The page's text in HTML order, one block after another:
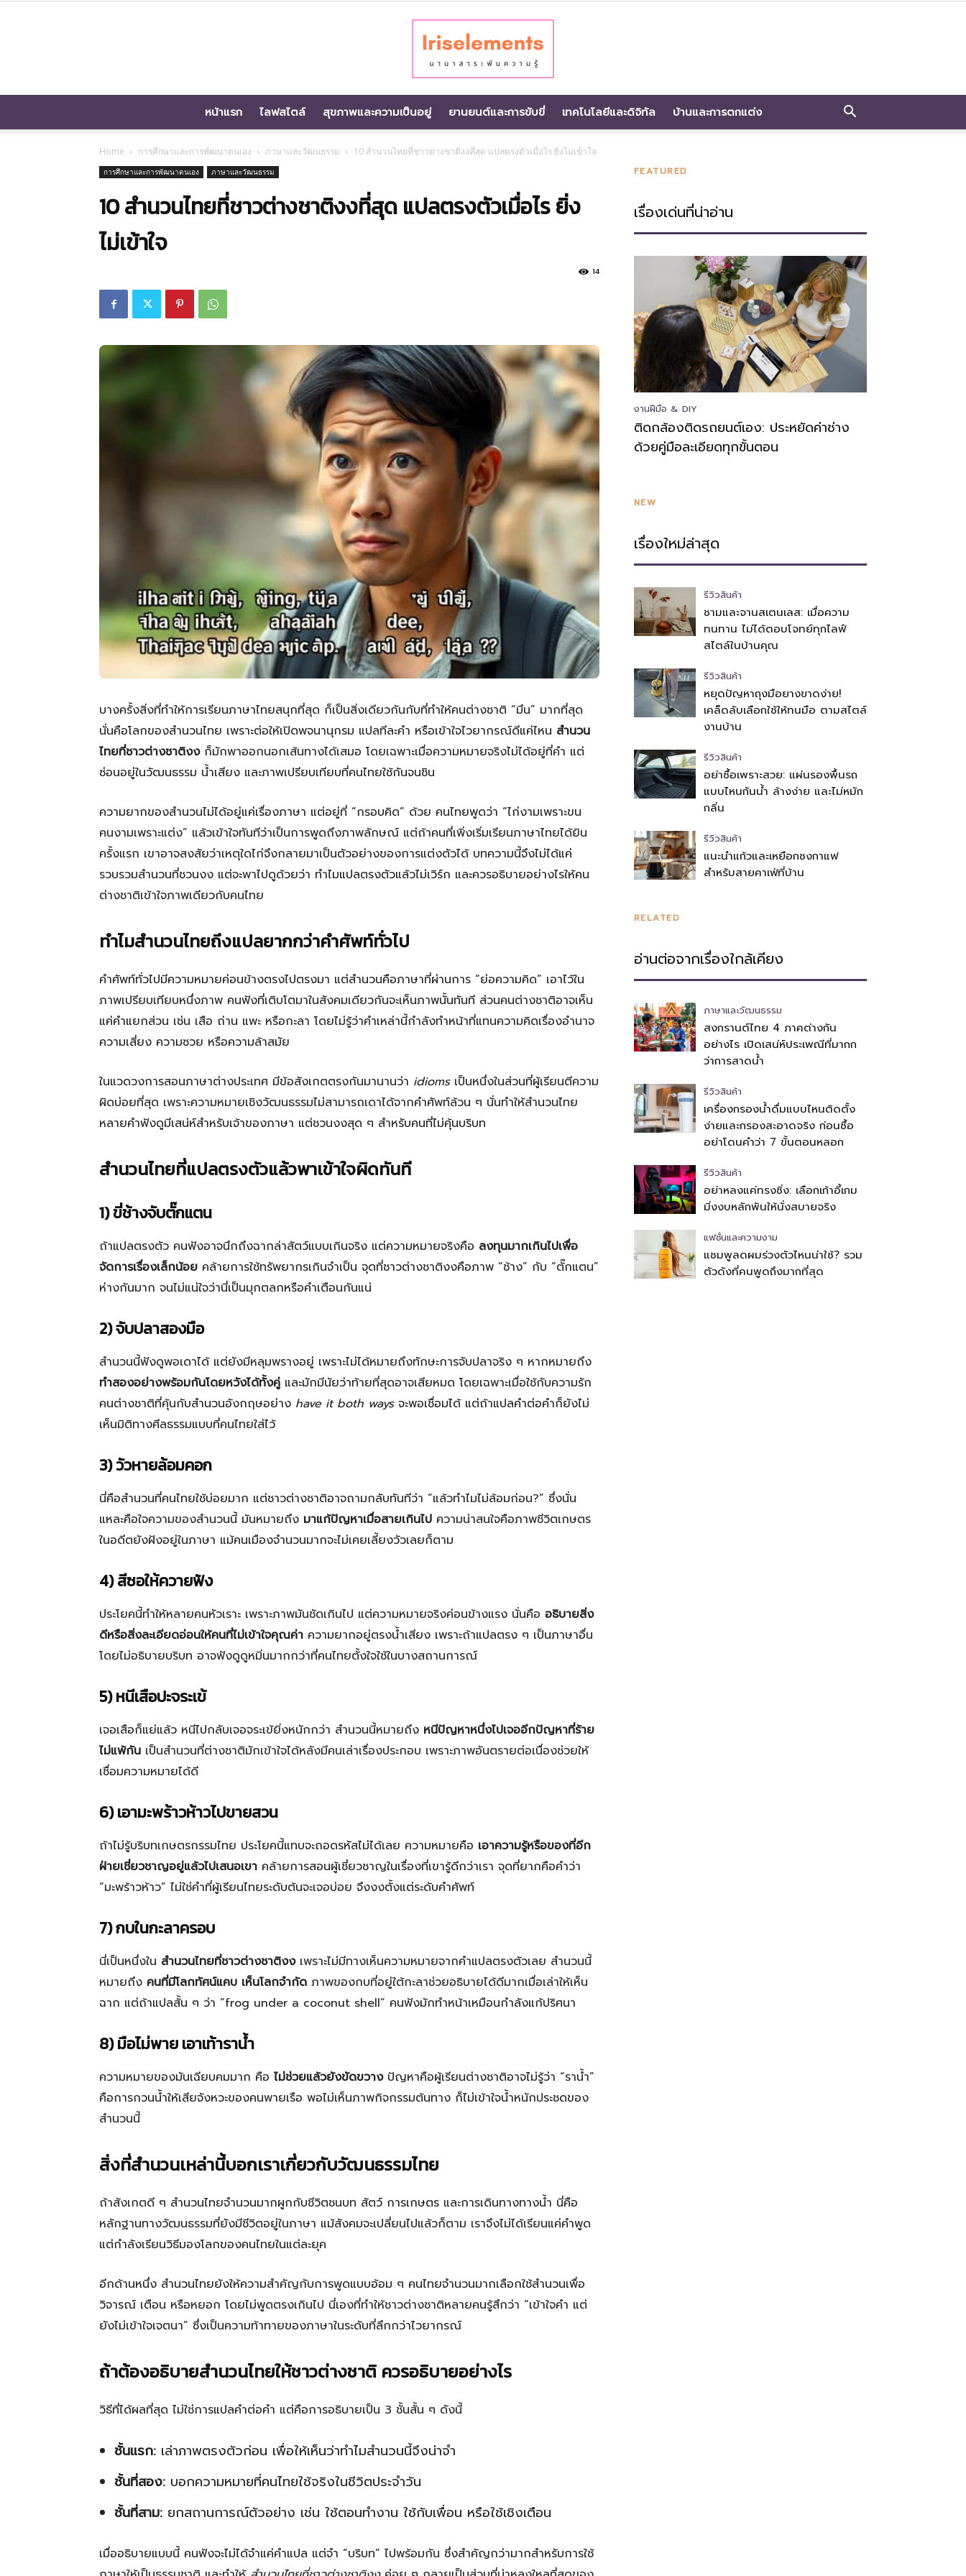
นานา
สาระ
ความ
รู้
แหล่ง
รู้
[iRiselements.com]
หน้าแรก ไลฟสไตล์ สุขภาพและความเป็นอยู่ ยานยนต์และการขับขี่ เทคโนโลยีและดิจิทัล บ้านและการตกแต่ง
Home การศึกษาและการพัฒนาตนเอง ภาษาและวัฒนธรรม 10 สำนวนไทยที่ชาวต่างชาติงงที่สุด แปลตรงตัวเมื่อไร ยิ่งไม่เข้าใจ
การศึกษาและการพัฒนาตนเอง ภาษาและวัฒนธรรม
10 สำนวนไทยที่ชาวต่างชาติงงที่สุด แปลตรงตัวเมื่อไร ยิ่ง
ไม่เข้าใจ
14
บางครั้งสิ่งที่ทำให้การเรียนภาษาไทยสนุกที่สุด ก็เป็นสิ่งเดียวกันกับที่ทำให้คนต่างชาติ “มึน” มากที่สุด
นั่นคือโลกของสำนวนไทย เพราะต่อให้เปิดพจนานุกรม แปลทีละคำ หรือเข้าใจไวยากรณ์ดีแค่ไหน สำนวน
ไทยที่ชาวต่างชาติงงก็มักพาออกนอกเส้นทางได้เสมอ โดยเฉพาะเมื่อความหมายจริงไม่ได้อยู่ที่คำ แต่
ซ่อนอยู่ในวัฒนธรรม น้ำเสียง และภาพเปรียบเทียบที่คนไทยใช้กันจนชิน
ความยากของสำนวนไม่ได้อยู่แค่เรื่องภาษา แต่อยู่ที่ “กรอบคิด” ด้วย คนไทยพูดว่า “ไก่งามเพราะขน
คนงามเพราะแต่ง” แล้วเข้าใจทันทีว่าเป็นการพูดถึงภาพลักษณ์ แต่ถ้าคนที่เพิ่งเริ่มเรียนภาษาไทยได้ยิน
ครั้งแรก เขาอาจสงสัยว่าเหตุใดไก่จึงกลายมาเป็นตัวอย่างของการแต่งตัวได้ บทความนี้จึงไม่ได้แค่
รวบรวมสำนวนที่ชวนงง แต่จะพาไปดูด้วยว่า ทำไมแปลตรงตัวแล้วไม่เวิร์ก และควรอธิบายอย่างไรให้คน
ต่างชาติเข้าใจภาพเดียวกับคนไทย
ทำไมสำนวนไทยถึงแปลยากกว่าคำศัพท์ทั่วไป
คำศัพท์ทั่วไปมีความหมายค่อนข้างตรงไปตรงมา แต่สำนวนคือภาษาที่ผ่านการ “ย่อความคิด” เอาไว้ใน
ภาพเปรียบเทียบหนึ่งภาพ คนฟังที่เติบโตมาในสังคมเดียวกันจะเห็นภาพนั้นทันที ส่วนคนต่างชาติอาจเห็น
แค่คำแยกส่วน เช่น เสือ ถ่าน แพะ หรือกะลา โดยไม่รู้ว่าคำเหล่านี้กำลังทำหน้าที่แทนความคิดเรื่องอำนาจ
ความเสี่ยง ความซวย หรือความล้าสมัย
ในแวดวงการสอนภาษาต่างประเทศ มีข้อสังเกตตรงกันมานานว่า idiomsเป็นหนึ่งในส่วนที่ผู้เรียนตีความ
ผิดบ่อยที่สุด เพราะความหมายเชิงวัฒนธรรมไม่สามารถเดาได้จากคำศัพท์ล้วน ๆ นั่นทำให้สำนวนไทย
หลายคำฟังดูมีเสน่ห์สำหรับเจ้าของภาษา แต่ชวนงงสุด ๆ สำหรับคนที่ไม่คุ้นบริบท
สำนวนไทยที่แปลตรงตัวแล้วพาเข้าใจผิดทันที
1) ขี่ช้างจับตั๊กแตน
ถ้าแปลตรงตัว คนฟังอาจนึกถึงฉากล่าสัตว์แบบเกินจริง แต่ความหมายจริงคือ ลงทุนมากเกินไปเพื่อ
จัดการเรื่องเล็กน้อย คล้ายการใช้ทรัพยากรเกินจำเป็น จุดที่ชาวต่างชาติงงคือภาพ “ช้าง” กับ “ตั๊กแตน”
ห่างกันมาก จนไม่แน่ใจว่านี่เป็นมุกตลกหรือคำเตือนกันแน่
2) จับปลาสองมือ
สำนวนนี้ฟังดูพอเดาได้ แต่ยังมีหลุมพรางอยู่ เพราะไม่ได้หมายถึงทักษะการจับปลาจริง ๆ หากหมายถึง
ทำสองอย่างพร้อมกันโดยหวังได้ทั้งคู่ และมักมีนัยว่าท้ายที่สุดอาจเสียหมด โดยเฉพาะเมื่อใช้กับความรัก
คนต่างชาติที่คุ้นกับสำนวนอังกฤษอย่าง have it both waysจะพอเชื่อมได้ แต่ถ้าแปลคำต่อคำก็ยังไม่
เห็นมิติทางศีลธรรมแบบที่คนไทยใส่ไว้
3) วัวหายล้อมคอก
นี่คือสำนวนที่คนไทยใช้บ่อยมาก แต่ชาวต่างชาติอาจถามกลับทันทีว่า “แล้วทำไมไม่ล้อมก่อน?” ซึ่งนั่น
แหละคือใจความของสำนวนนี้ มันหมายถึง มาแก้ปัญหาเมื่อสายเกินไป ความน่าสนใจคือภาพชีวิตเกษตร
ในอดีตยังฝังอยู่ในภาษา แม้คนเมืองจำนวนมากจะไม่เคยเลี้ยงวัวเลยก็ตาม
4) สีซอให้ควายฟัง
ประโยคนี้ทำให้หลายคนหัวเราะ เพราะภาพมันชัดเกินไป แต่ความหมายจริงค่อนข้างแรง นั่นคือ อธิบายสิ่ง
ดีหรือสิ่งละเอียดอ่อนให้คนที่ไม่เข้าใจคุณค่า ความยากอยู่ตรงน้ำเสียง เพราะถ้าแปลตรง ๆ เป็นภาษาอื่น
โดยไม่อธิบายบริบท อาจฟังดูดูหมิ่นมากกว่าที่คนไทยตั้งใจใช้ในบางสถานการณ์
5) หนีเสือปะจระเข้
เจอเสือก็แย่แล้ว หนีไปกลับเจอจระเข้ยิ่งหนักกว่า สำนวนนี้หมายถึง หนีปัญหาหนึ่งไปเจออีกปัญหาที่ร้าย
ไม่แพ้กัน เป็นสำนวนที่ต่างชาติมักเข้าใจได้หลังมีคนเล่าเรื่องประกอบ เพราะภาพอันตรายต่อเนื่องช่วยให้
เชื่อมความหมายได้ดี
6) เอามะพร้าวห้าวไปขายสวน
ถ้าไม่รู้บริบทเกษตรกรรมไทย ประโยคนี้แทบจะถอดรหัสไม่ได้เลย ความหมายคือ เอาความรู้หรือของที่อีก
ฝ่ายเชี่ยวชาญอยู่แล้วไปเสนอเขา คล้ายการสอนผู้เชี่ยวชาญในเรื่องที่เขารู้ดีกว่าเรา จุดที่ยากคือคำว่า
“มะพร้าวห้าว” ไม่ใช่คำที่ผู้เรียนไทยระดับต้นจะเจอบ่อย จึงงงตั้งแต่ระดับคำศัพท์
7) กบในกะลาครอบ
นี่เป็นหนึ่งใน สำนวนไทยที่ชาวต่างชาติงงเพราะไม่มีทางเห็นความหมายจากคำแปลตรงตัวเลย สำนวนนี้
หมายถึง คนที่มีโลกทัศน์แคบ เห็นโลกจำกัด ภาพของกบที่อยู่ใต้กะลาช่วยอธิบายได้ดีมากเมื่อเล่าให้เห็น
ฉาก แต่ถ้าแปลสั้น ๆ ว่า “frog under a coconut shell” คนฟังมักทำหน้าเหมือนกำลังแก้ปริศนา
8) มือไม่พาย เอาเท้าราน้ำ
ความหมายของมันเฉียบคมมาก คือ ไม่ช่วยแล้วยังขัดขวางปัญหาคือผู้เรียนต่างชาติอาจไม่รู้ว่า “ราน้ำ”
คือการกวนน้ำให้เสียจังหวะของคนพายเรือ พอไม่เห็นภาพกิจกรรมต้นทาง ก็ไม่เข้าใจน้ำหนักประชดของ
สำนวนนี้
สิ่งที่สำนวนเหล่านี้บอกเราเกี่ยวกับวัฒนธรรมไทย
ถ้าสังเกตดี ๆ สำนวนไทยจำนวนมากผูกกับชีวิตชนบท สัตว์ การเกษตร และการเดินทางทางน้ำ นี่คือ
หลักฐานทางวัฒนธรรมที่ยังมีชีวิตอยู่ในภาษา แม้สังคมจะเปลี่ยนไปแล้วก็ตาม เราจึงไม่ได้เรียนแค่คำพูด
แต่กำลังเรียนวิธีมองโลกของคนไทยในแต่ละยุค
อีกด้านหนึ่ง สำนวนไทยยังให้ความสำคัญกับการพูดแบบอ้อม ๆ คนไทยจำนวนมากเลือกใช้สำนวนเพื่อ
วิจารณ์ เตือน หรือหยอก โดยไม่พูดตรงเกินไป นี่เองที่ทำให้ชาวต่างชาติหลายคนรู้สึกว่า “เข้าใจคำ แต่
ยังไม่เข้าใจเจตนา” ซึ่งเป็นความท้าทายของภาษาในระดับที่ลึกกว่าไวยากรณ์
ถ้าต้องอธิบายสำนวนไทยให้ชาวต่างชาติ ควรอธิบายอย่างไร
วิธีที่ได้ผลที่สุด ไม่ใช่การแปลคำต่อคำ แต่คือการอธิบายเป็น 3 ชั้นสั้น ๆ ดังนี้
ชั้นแรก: เล่าภาพตรงตัวก่อน เพื่อให้เห็นว่าทำไมสำนวนนี้จึงน่าจำ
ชั้นที่สอง: บอกความหมายที่คนไทยใช้จริงในชีวิตประจำวัน
ชั้นที่สาม: ยกสถานการณ์ตัวอย่าง เช่น ใช้ตอนทำงาน ใช้กับเพื่อน หรือใช้เชิงเตือน
เมื่ออธิบายแบบนี้ คนฟังจะไม่ได้จำแค่คำแปล แต่จำ “บริบท” ไปพร้อมกัน ซึ่งสำคัญกว่ามากสำหรับการใช้
FEATURED
เรื่องเด่นที่น่าอ่าน
งานฝีมือ & DIY
ติดกล้องติดรถยนต์เอง: ประหยัดค่าช่าง
ด้วยคู่มือละเอียดทุกขั้นตอน
NEW
เรื่องใหม่ล่าสุด
รีวิวสินค้า
ชามและจานสเตนเลส: เมื่อความ
ทนทาน ไม่ได้ตอบโจทย์ทุกไลฟ์
สไตล์ในบ้านคุณ
รีวิวสินค้า
หยุดปัญหาถุงมือยางขาดง่าย!
เคล็ดลับเลือกใช้ให้ทนมือ ตามสไตล์
งานบ้าน
รีวิวสินค้า
อย่าซื้อเพราะสวย: แผ่นรองพื้นรถ
แบบไหนกันน้ำ ล้างง่าย และไม่หมัก
กลิ่น
รีวิวสินค้า
แนะนำแก้วและเหยือกชงกาแฟ
สำหรับสายคาเฟ่ที่บ้าน
RELATED
อ่านต่อจากเรื่องใกล้เคียง
ภาษาและวัฒนธรรม
สงกรานต์ไทย 4 ภาคต่างกัน
อย่างไร เปิดเสน่ห์ประเพณีที่มากก
ว่าการสาดน้ำ
รีวิวสินค้า
เครื่องกรองน้ำดื่มแบบไหนติดตั้ง
ง่ายและกรองสะอาดจริง ก่อนซื้อ
อย่าโดนคำว่า 7 ขั้นตอนหลอก
รีวิวสินค้า
อย่าหลงแค่ทรงซิ่ง: เลือกเก้าอี้เกม
มิ่งงบหลักพันให้นั่งสบายจริง
แฟชั่นและความงาม
แชมพูลดผมร่วงตัวไหนน่าใช้? รวม
ตัวดังที่คนพูดถึงมากที่สุด